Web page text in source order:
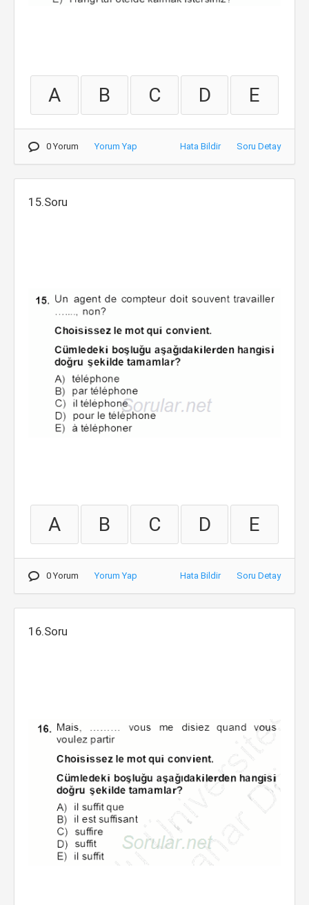
A B C D E
0 Yorum Yorum Yap Hata Bildir Soru Detay
15.Soru
A B C D E
0 Yorum Yorum Yap Hata Bildir Soru Detay
16.Soru